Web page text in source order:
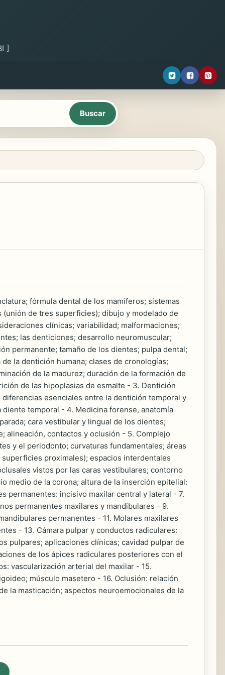
]
fórmula dental de los mamíferos; sistemas
de tres superficies); dibujo y modelado de
clínicas; variabilidad; malformaciones;
las denticiones; desarrollo neuromuscular;
permanente; tamaño de los dientes; pulpa dental;
la dentición humana; clases de cronologías;
de la madurez; duración de la formación de
de las hipoplasias de esmalte - 3. Dentición
esenciales entre la dentición temporal y
temporal - 4. Medicina forense, anatomía
cara vestibular y lingual de los dientes;
alineación, contactos y oclusión - 5. Complejo
y el periodonto; curvaturas fundamentales; áreas
proximales); espacios interdentales
vistos por las caras vestibulares; contorno
medio de la corona; altura de la inserción epitelial:
permanentes: incisivo maxilar central y lateral - 7.
permanentes maxilares y mandibulares - 9.
permanentes - 11. Molares maxilares
- 13. Cámara pulpar y conductos radiculares:
pulpares; aplicaciones clínicas; cavidad pulpar de
de los ápices radiculares posteriores con el
vascularización arterial del maxilar - 15.
músculo masetero - 16. Oclusión: relación
la masticación; aspectos neuroemocionales de la